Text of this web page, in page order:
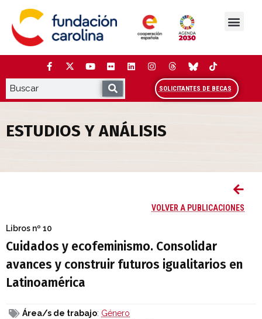
contenido
SOLICITANTES DE BECAS
ESTUDIOS Y ANÁLISIS
VOLVER A PUBLICACIONES
Libros nº 10
Cuidados y ecofeminismo. Consolidar
avances y construir futuros igualitarios en
Latinoamérica
Área/s de trabajo: Género